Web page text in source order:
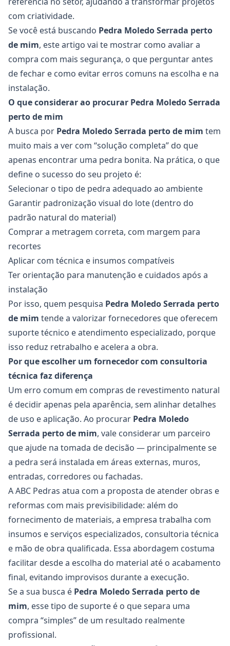
com criatividade.
Se você está buscando Pedra Moledo Serrada perto
de mim, este artigo vai te mostrar como avaliar a
compra com mais segurança, o que perguntar antes
de fechar e como evitar erros comuns na escolha e na
instalação.
O que considerar ao procurar Pedra Moledo Serrada
perto de mim
A busca por Pedra Moledo Serrada perto de mim tem
muito mais a ver com “solução completa” do que
apenas encontrar uma pedra bonita. Na prática, o que
define o sucesso do seu projeto é:
Selecionar o tipo de pedra adequado ao ambiente
Garantir padronização visual do lote (dentro do
padrão natural do material)
Comprar a metragem correta, com margem para
recortes
Aplicar com técnica e insumos compatíveis
Ter orientação para manutenção e cuidados após a
instalação
Por isso, quem pesquisa Pedra Moledo Serrada perto
de mim tende a valorizar fornecedores que oferecem
suporte técnico e atendimento especializado, porque
isso reduz retrabalho e acelera a obra.
Por que escolher um fornecedor com consultoria
técnica faz diferença
Um erro comum em compras de revestimento natural
é decidir apenas pela aparência, sem alinhar detalhes
de uso e aplicação. Ao procurar Pedra Moledo
Serrada perto de mim, vale considerar um parceiro
que ajude na tomada de decisão — principalmente se
a pedra será instalada em áreas externas, muros,
entradas, corredores ou fachadas.
A ABC Pedras atua com a proposta de atender obras e
reformas com mais previsibilidade: além do
fornecimento de materiais, a empresa trabalha com
insumos e serviços especializados, consultoria técnica
e mão de obra qualificada. Essa abordagem costuma
facilitar desde a escolha do material até o acabamento
final, evitando improvisos durante a execução.
Se a sua busca é Pedra Moledo Serrada perto de
mim, esse tipo de suporte é o que separa uma
compra “simples” de um resultado realmente
profissional.